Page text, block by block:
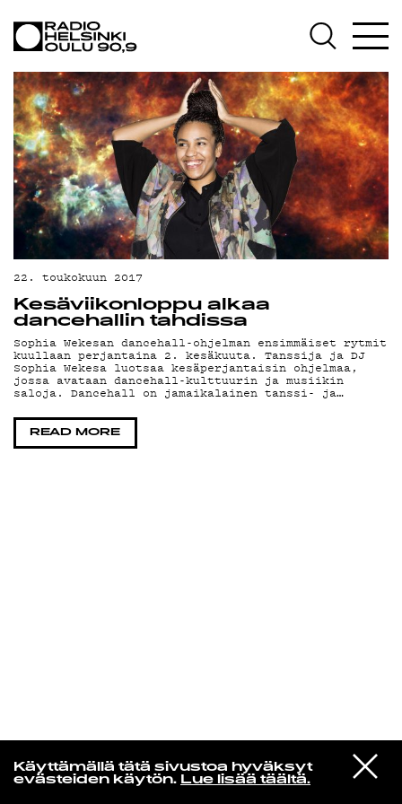
Käyttämällä tätä sivustoa hyväksyt
evästeiden käytön. Lue lisää täältä.
VIESTI
STUDIOON
Norpan maailma
AJANKOHTAISTA
OHJELMAT
TEKIJÄT
ON-DEMAND
PODCAST
MAINOSTA
YHTEYSTIEDOT
G LIVELAB
YSTÄVÄKLUBI
TIETOSUOJA
22. toukokuun 2017
Kesäviikonloppu alkaa
dancehallin tahdissa
Sophia Wekesan dancehall-ohjelman ensimmäiset rytmit
kuullaan perjantaina 2. kesäkuuta. Tanssija ja DJ
Sophia Wekesa luotsaa kesäperjantaisin ohjelmaa,
jossa avataan dancehall-kulttuurin ja musiikin
saloja. Dancehall on jamaikalainen tanssi- ja…
READ MORE